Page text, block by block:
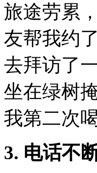
旅途劳累
友帮我约
去拜访了
坐在绿树
我第二次
3. 电话不